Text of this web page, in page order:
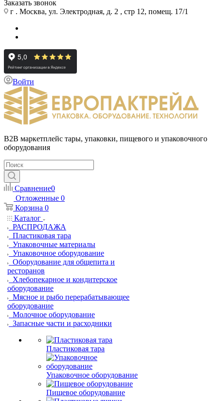
Заказать звонок
г . Москва, ул. Электродная, д. 2 , стр 12, помещ. 17/1
Войти
B2B маркетплейс тары, упаковки, пищевого и упаковочного
оборудования
Сравнение0
Отложенные 0
Корзина 0
Каталог
РАСПРОДАЖА
Пластиковая тара
Упаковочные материалы
Упаковочное оборудование
Оборудование для общепита и
ресторанов
Хлебопекарное и кондитерское
оборудование
Мясное и рыбо перерабатывающее
оборудование
Молочное оборудование
Запасные части и расходники
Пластиковая тара
Упаковочное оборудование
Пищевое оборудование